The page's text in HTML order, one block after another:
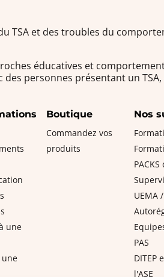
TSA et des troubles du
éducatives et
personnes présentant un
une
Boutique
Commandez vos
produits
Nos
UEMA
PAS
DITEP
l'ASE